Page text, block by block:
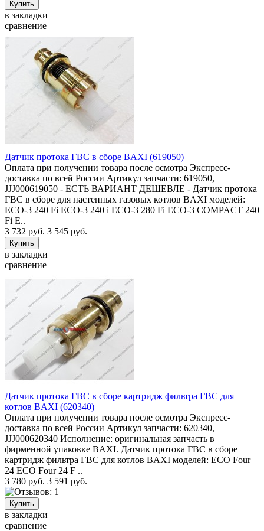
в закладки
сравнение
Датчик протока ГВС в сборе BAXI (619050)
Оплата при получении товара после осмотра Экспресс-
доставка по всей России Артикул запчасти: 619050,
JJJ000619050 - ЕСТЬ ВАРИАНТ ДЕШЕВЛЕ - Датчик протока
ГВС в сборе для настенных газовых котлов BAXI моделей:
ECO-3 240 Fi ECO-3 240 i ECO-3 280 Fi ECO-3 COMPACT 240
Fi E..
3 732 руб. 3 545 руб.
в закладки
сравнение
Датчик протока ГВС в сборе картридж фильтра ГВС для
котлов BAXI (620340)
Оплата при получении товара после осмотра Экспресс-
доставка по всей России Артикул запчасти: 620340,
JJJ000620340 Исполнение: оригинальная запчасть в
фирменной упаковке BAXI. Датчик протока ГВС в сборе
картридж фильтра ГВС для котлов BAXI моделей: ECO Four
24 ECO Four 24 F ..
3 780 руб. 3 591 руб.
в закладки
сравнение